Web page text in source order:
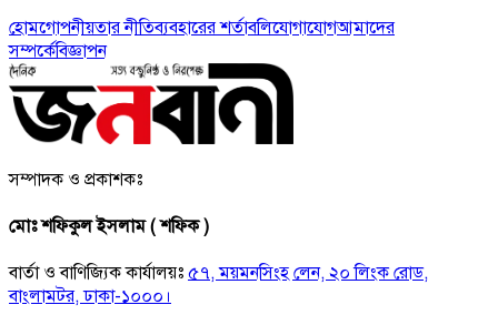
হোমগোপনীয়তার নীতিব্যবহারের শর্তাবলিযোগাযোগআমাদের
সম্পর্কেবিজ্ঞাপন
সম্পাদক ও প্রকাশকঃ
মোঃ শফিকুল ইসলাম ( শফিক )
বার্তা ও বাণিজ্যিক কার্যালয়ঃ ৫৭, ময়মনসিংহ লেন, ২০ লিংক রোড,
বাংলামটর, ঢাকা-১০০০।